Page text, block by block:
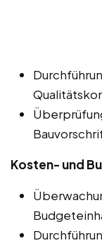
Kosten- und